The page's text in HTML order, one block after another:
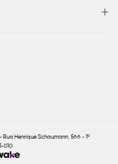
Henrique Schaumann, 566 - 1º
010